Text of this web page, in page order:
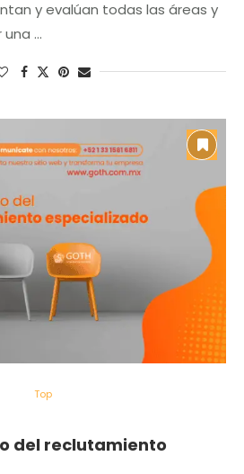
y evalúan todas las áreas y
…
Top
del reclutamiento